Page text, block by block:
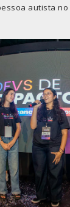
autista no